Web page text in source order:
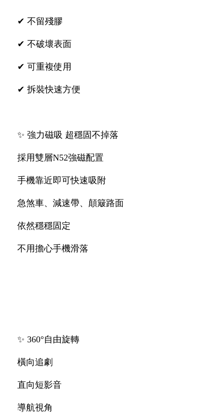
✔ 不留殘膠
✔ 不破壞表面
✔ 可重複使用
✔ 拆裝快速方便
✨ 強力磁吸 超穩固不掉落
採用雙層N52強磁配置
手機靠近即可快速吸附
急煞車、減速帶、顛簸路面
依然穩穩固定
不用擔心手機滑落
✨ 360°自由旋轉
橫向追劇
直向短影音
導航視角